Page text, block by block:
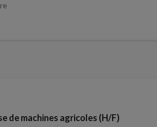
de machines agricoles (H/F)